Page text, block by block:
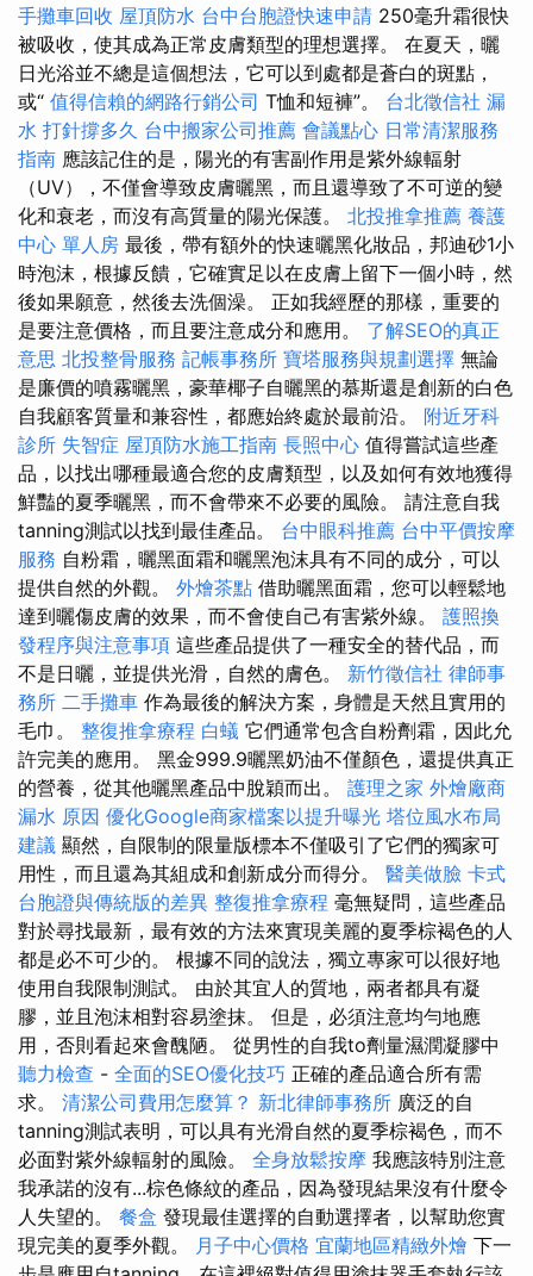
手攤車回收 屋頂防水 台中台胞證快速申請 250毫升霜很快
被吸收，使其成為正常皮膚類型的理想選擇。 在夏天，曬
日光浴並不總是這個想法，它可以到處都是蒼白的斑點，
或“ 值得信賴的網路行銷公司 T恤和短褲”。 台北徵信社 漏
水 打針撐多久 台中搬家公司推薦 會議點心 日常清潔服務
指南 應該記住的是，陽光的有害副作用是紫外線輻射
（UV），不僅會導致皮膚曬黑，而且還導致了不可逆的變
化和衰老，而沒有高質量的陽光保護。 北投推拿推薦 養護
中心 單人房 最後，帶有額外的快速曬黑化妝品，邦迪砂1小
時泡沫，根據反饋，它確實足以在皮膚上留下一個小時，然
後如果願意，然後去洗個澡。 正如我經歷的那樣，重要的
是要注意價格，而且要注意成分和應用。 了解SEO的真正
意思 北投整骨服務 記帳事務所 寶塔服務與規劃選擇 無論
是廉價的噴霧曬黑，豪華椰子自曬黑的慕斯還是創新的白色
自我顧客質量和兼容性，都應始終處於最前沿。 附近牙科
診所 失智症 屋頂防水施工指南 長照中心 值得嘗試這些產
品，以找出哪種最適合您的皮膚類型，以及如何有效地獲得
鮮豔的夏季曬黑，而不會帶來不必要的風險。 請注意自我
tanning測試以找到最佳產品。 台中眼科推薦 台中平價按摩
服務 自粉霜，曬黑面霜和曬黑泡沫具有不同的成分，可以
提供自然的外觀。 外燴茶點 借助曬黑面霜，您可以輕鬆地
達到曬傷皮膚的效果，而不會使自己有害紫外線。 護照換
發程序與注意事項 這些產品提供了一種安全的替代品，而
不是日曬，並提供光滑，自然的膚色。 新竹徵信社 律師事
務所 二手攤車 作為最後的解決方案，身體是天然且實用的
毛巾。 整復推拿療程 白蟻 它們通常包含自粉劑霜，因此允
許完美的應用。 黑金999.9曬黑奶油不僅顏色，還提供真正
的營養，從其他曬黑產品中脫穎而出。 護理之家 外燴廠商
漏水 原因 優化Google商家檔案以提升曝光 塔位風水布局
建議 顯然，自限制的限量版標本不僅吸引了它們的獨家可
用性，而且還為其組成和創新成分而得分。 醫美做臉 卡式
台胞證與傳統版的差異 整復推拿療程 毫無疑問，這些產品
對於尋找最新，最有效的方法來實現美麗的夏季棕褐色的人
都是必不可少的。 根據不同的說法，獨立專家可以很好地
使用自我限制測試。 由於其宜人的質地，兩者都具有凝
膠，並且泡沫相對容易塗抹。 但是，必須注意均勻地應
用，否則看起來會醜陋。 從男性的自我to劑量濕潤凝膠中
聽力檢查 - 全面的SEO優化技巧 正確的產品適合所有需
求。 清潔公司費用怎麼算？ 新北律師事務所 廣泛的自
tanning測試表明，可以具有光滑自然的夏季棕褐色，而不
必面對紫外線輻射的風險。 全身放鬆按摩 我應該特別注意
我承諾的沒有...棕色條紋的產品，因為發現結果沒有什麼令
人失望的。 餐盒 發現最佳選擇的自動選擇者，以幫助您實
現完美的夏季外觀。
月子中心價格 宜蘭地區精緻外燴 下一